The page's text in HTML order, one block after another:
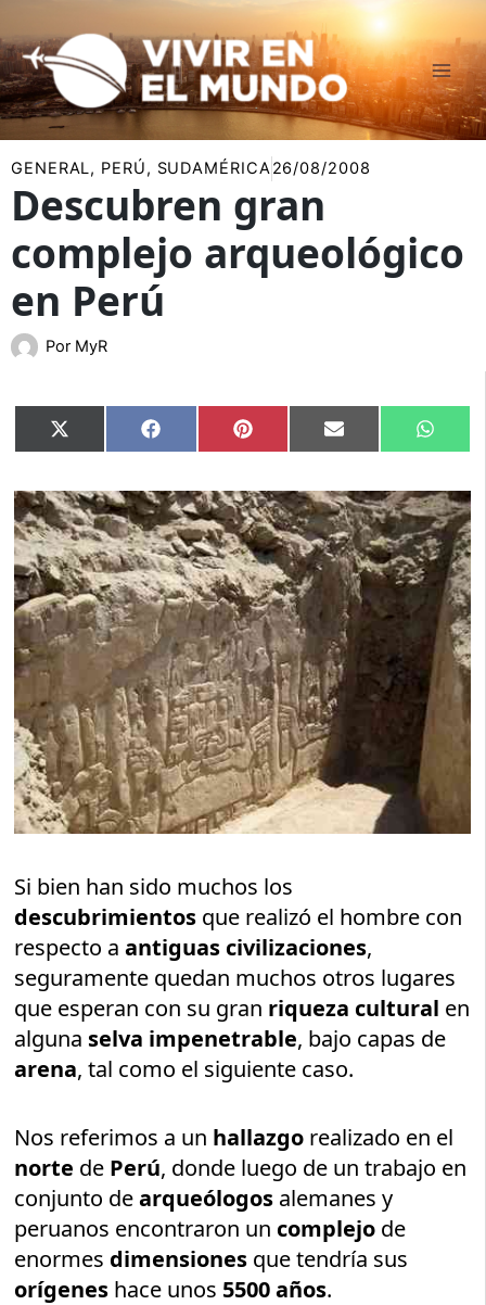
al
contenido
GENERAL, PERÚ, SUDAMÉRICA26/08/2008
Descubren gran
complejo arqueológico
en Perú
Por MyR
Compartir
en
X
(Twitter)
Compartir
en
Facebook Compartir
en
Pinterest Compartir
en
Email
en
Si bien han sido muchos los
descubrimientos que realizó el hombre con
respecto aantiguas civilizaciones,
seguramente quedan muchos otros lugares
que esperan con su gran riqueza cultural en
alguna selva impenetrable, bajo capas de
arena, tal como el siguiente caso.
Nos referimos a un hallazgo realizado en el
norte de Perú, donde luego de un trabajo en
conjunto dearqueólogos alemanes y
peruanos encontraron un complejo de
enormes dimensiones que tendría sus
orígenes hace unos 5500 años.